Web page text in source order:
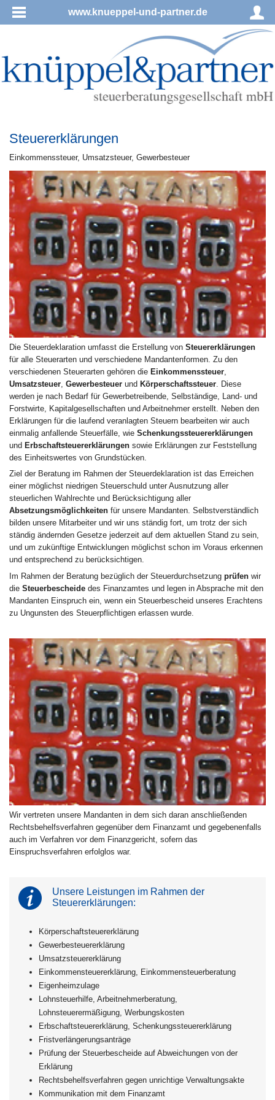
www.knueppel-und-partner.de
Steuererklärungen
Ein­kom­mens­steu­er, Um­satz­steu­er, Ge­wer­be­steu­er
Die Steuerdeklaration umfasst die Erstellung von Steuererklärungen
für alle Steuerarten und verschiedene Mandantenformen. Zu den
verschiedenen Steuerarten gehören die Einkommenssteuer
Umsatzsteuer Gewerbesteuer und Körperschaftssteuer . Diese
werden je nach Bedarf für Gewerbetreibende, Selbständige, Land- und
Forstwirte, Kapitalgesellschaften und Arbeitnehmer erstellt. Neben den
Erklärungen für die laufend veranlagten Steuern bearbeiten wir auch
einmalig anfallende Steuerfälle, wie Schenkungssteuererklärungen
und Erbschaftsteuererklärungen sowie Erklärungen zur Feststellung
des Einheitswertes von Grundstücken.
Ziel der Beratung im Rahmen der Steuerdeklaration ist das Erreichen
einer möglichst niedrigen Steuerschuld unter Ausnutzung aller
steuerlichen Wahlrechte und Berücksichtigung aller
Absetzungsmöglichkeiten für unsere Mandanten. Selbstverständlich
bilden unsere Mitarbeiter und wir uns ständig fort, um trotz der sich
ständig ändernden Gesetze jederzeit auf dem aktuellen Stand zu sein,
und um zukünftige Entwicklungen möglichst schon im Voraus erkennen
und entsprechend zu berücksichtigen.
Im Rahmen der Beratung bezüglich der Steuerdurchsetzung prüfen wir
die Steuerbescheide des Finanzamtes und legen in Absprache mit den
Mandanten Einspruch ein, wenn ein Steuerbescheid unseres Erachtens
zu Ungunsten des Steuerpflichtigen erlassen wurde.
Wir vertreten unsere Mandanten in dem sich daran anschließenden
Rechtsbehelfsverfahren gegenüber dem Finanzamt und gegebenenfalls
auch im Verfahren vor dem Finanzgericht, sofern das
Einspruchsverfahren erfolglos war.
Unsere Leistungen im Rahmen der
Steuererklärungen:
Körperschaftsteuererklärung
Gewerbesteuererklärung
Umsatzsteuererklärung
Einkommensteuererklärung, Einkommensteuerberatung
Eigenheimzulage
Lohnsteuerhilfe, Arbeitnehmerberatung,
Lohnsteuerermäßigung, Werbungskosten
Erbschaftsteuererklärung, Schenkungssteuererklärung
Fristverlängerungsanträge
Prüfung der Steuerbescheide auf Abweichungen von der
Erklärung
Rechtsbehelfsverfahren gegen unrichtige Verwaltungsakte
Kommunikation mit dem Finanzamt